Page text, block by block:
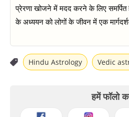
प्रेरणा खोजने में मदद करने के लिए समर्पित
के अध्ययन को लोगों के जीवन में एक
Hindu Astrology Vedic
हमें फॉलो